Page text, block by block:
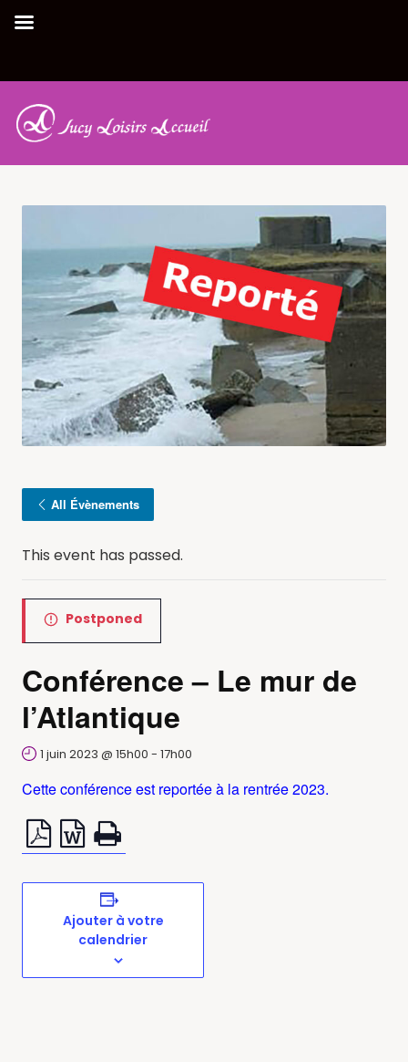
All Évènements
This event has passed.
Postponed
Conférence – Le mur de
l’Atlantique
1 juin 2023 @ 15h00 - 17h00
Cette conférence est reportée à la rentrée 2023.
Ajouter à votre
calendrier